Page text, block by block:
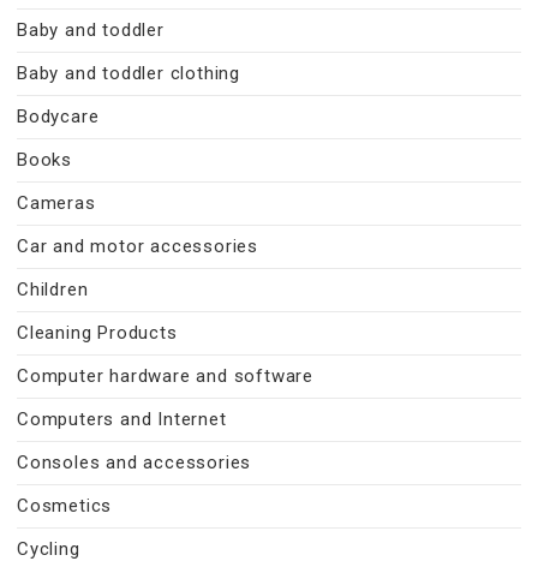
Baby and toddler
Baby and toddler clothing
Bodycare
Books
Cameras
Car and motor accessories
Children
Cleaning Products
Computer hardware and software
Computers and Internet
Consoles and accessories
Cosmetics
Cycling